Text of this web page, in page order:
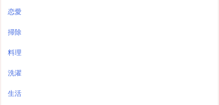
恋愛
掃除
料理
洗濯
生活